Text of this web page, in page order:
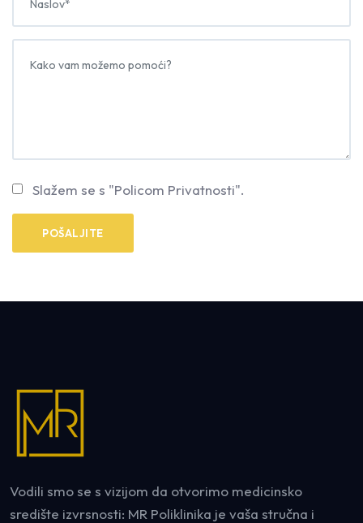
Slažem se s "Policom Privatnosti".
Vodili smo se s vizijom da otvorimo medicinsko
središte izvrsnosti: MR Poliklinika je vaša stručna i